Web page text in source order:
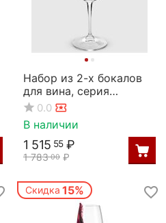
Набор из 2-х бокалов
для вина, серия
Magnum, 760 мл, Rona
0.0
В наличии
1 783 00 ₽
1 515 55 ₽
Скидка 15%